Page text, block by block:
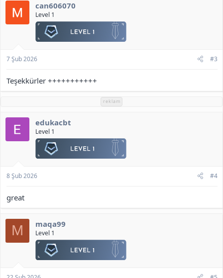
can606070
Level 1
7 Şub 2026 #3
Teşekkürler +++++++++++
reklam
edukacbt
Level 1
8 Şub 2026 #4
great
M maqa99
Level 1